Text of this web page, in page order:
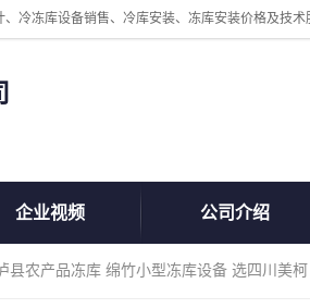
企业视频 公司介绍
县农产品冻库 绵竹小型冻库设备 选四川美柯